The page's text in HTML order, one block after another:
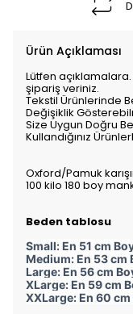
Ürün Açıklaması
Lütfen
şipariş veriniz.
Tekstil Ürünlerinde
Değişiklik
Size Uygun Doğru
Kullandığınız
Oxford/Pamuk
100 kilo 180 boy
Beden tablosu
Small: En 51 cm
Medium: En 53 cm
Large: En 56 cm
XLarge: En 59 cm
XXLarge: En 60 cm